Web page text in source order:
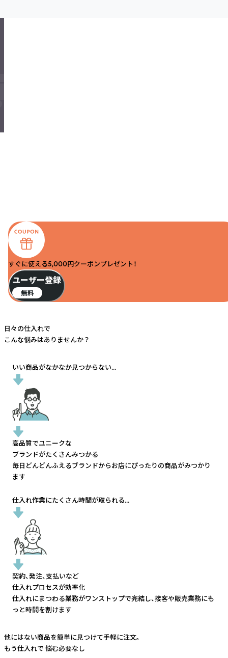
すぐに使える5,000円クーポンプレゼント！
ユーザー登録
無料
日々の仕入れで
こんな悩みはありませんか？
いい商品がなかなか見つからない...
高品質でユニークな
ブランドがたくさんみつかる
毎日どんどんふえるブランドからお店にぴったりの商品がみつかり
ます
仕入れ作業にたくさん時間が取られる...
契約、発注、支払いなど
仕入れプロセスが効率化
仕入れにまつわる業務がワンストップで完結し、接客や販売業務にも
っと時間を割けます
他にはない商品を簡単に見つけて手軽に注文。
もう仕入れで 悩む必要なし